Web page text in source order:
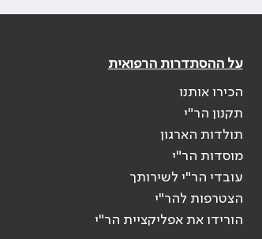
על ההסתדרות הרפואית
הכירו אותנו
תקנון הר"י
תולדות הארגון
מוסדות הר"י
עובדי הר"י לשירותך
הצטרפות להר"י
הורידו את אפליקציית הר"י